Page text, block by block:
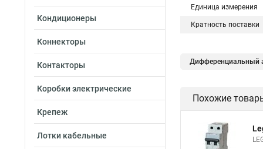
Кондиционеры
Коннекторы
Контакторы
Коробки электрические
Крепеж
Лотки кабельные
Единица измерения
Кратность поставки
Дифференциальный
Похожие